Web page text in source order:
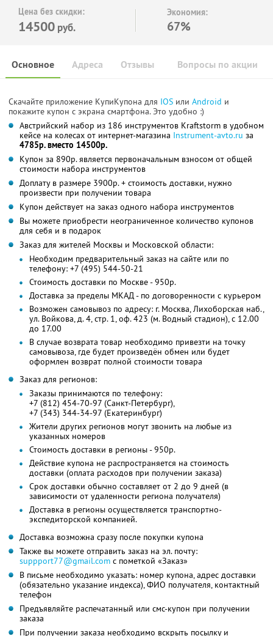
Цена без скидки:
14500 руб.
Экономия:
67%
Основное Отзывы Вопросы по акции
Адреса
Скачайте приложение КупиКупона для IOS или Android и
покажите купон с экрана смартфона. Это удобно :)
Австрийский набор из 186 инструментов Kraftstorm в удобном
кейсе на колесах от интернет-магазина Instrument-avto.ru за
4785р. вместо 14500р.
Купон за 890р. является первоначальным взносом от общей
стоимости набора инструментов
Доплату в размере 3900р. + стоимость доставки, нужно
произвести при получении товара
Купон действует на заказ одного набора инструментов
Вы можете приобрести неограниченное количество купонов
для себя и в подарок
Заказ для жителей Москвы и Московской области:
Необходим предварительный заказ на сайте или по
телефону: +7 (495) 544-50-21
Стоимость доставки по Москве - 950р.
Доставка за пределы МКАД - по договоренности с курьером
Возможен самовывоз по адресу: г. Москва, Лихоборская наб.,
ул. Войкова, д. 4, стр. 1, оф. 423 (м. Водный стадион), с 12.00
до 17.00
В случае возврата товар необходимо привезти на точку
самовывоза, где будет произведён обмен или будет
оформлен возврат полной стоимости товара
Заказ для регионов:
Заказы принимаются по телефону:
+7 (812) 454-70-97 (Санкт-Петербург),
+7 (343) 344-34-97 (Екатеринбург)
Жители других регионов могут звонить на любые из
указанных номеров
Стоимость доставки в регионы - 950р.
Действие купона не распространяется на стоимость
доставки (оплата расходов при получении заказа)
Срок доставки обычно составляет от 2 до 9 дней (в
зависимости от удаленности региона получателя)
Доставка в регионы осуществляется транспортно-
экспедиторской компанией.
Доставка возможна сразу после покупки купона
Также вы можете отправить заказ на эл. почту:
suppport77@gmail.com с пометкой «Заказ»
В письме необходимо указать: номер купона, адрес доставки
(обязательно указание индекса), ФИО получателя, контактный
телефон
Предъявляйте распечатанный или смс-купон при получении
заказа
При получении заказа необходимо вскрыть посылку и